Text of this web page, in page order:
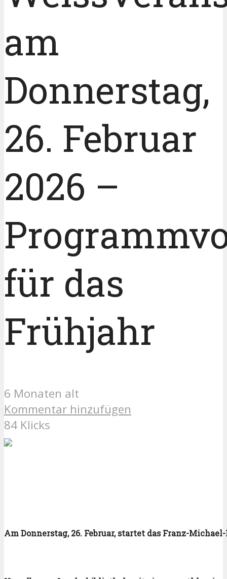
am
Donnerstag,
26. Februar
2026 –
für das
Frühjahr
6 Monaten alt
Kommentar hinzufügen
84 Klicks
Am Donnerstag, 26. Februar, startet das Franz-